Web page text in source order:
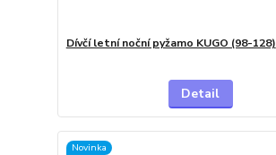
Dívčí letní noční pyžamo KUGO (98-128)
Detail
Novinka